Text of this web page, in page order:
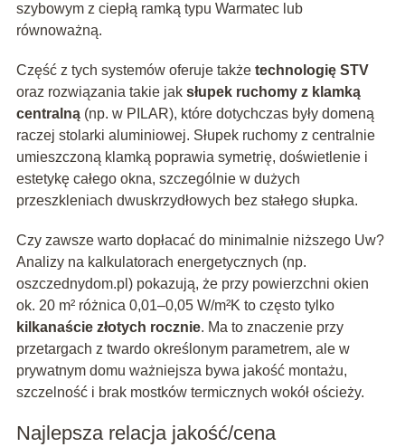
szybowym z ciepłą ramką typu Warmatec lub
równoważną.
Część z tych systemów oferuje także technologię STV
oraz rozwiązania takie jak słupek ruchomy z klamką
centralną(np. w PILAR), które dotychczas były domeną
raczej stolarki aluminiowej. Słupek ruchomy z centralnie
umieszczoną klamką poprawia symetrię, doświetlenie i
estetykę całego okna, szczególnie w dużych
przeszkleniach dwuskrzydłowych bez stałego słupka.
Czy zawsze warto dopłacać do minimalnie niższego Uw?
Analizy na kalkulatorach energetycznych (np.
oszczednydom.pl) pokazują, że przy powierzchni okien
ok. 20 m² różnica 0,01–0,05 W/m²K to często tylko
kilkanaście złotych rocznie. Ma to znaczenie przy
przetargach z twardo określonym parametrem, ale w
prywatnym domu ważniejsza bywa jakość montażu,
szczelność i brak mostków termicznych wokół ościeży.
Najlepsza relacja jakość/cena